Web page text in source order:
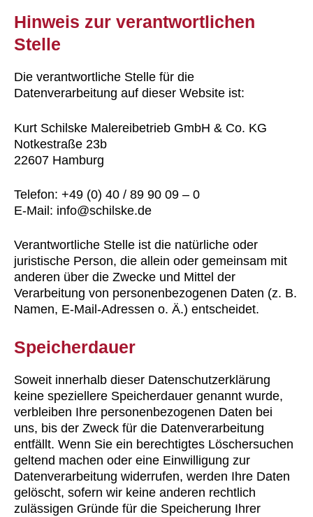
Hinweis zur verantwortlichen
Stelle
Die verantwortliche Stelle für die
Datenverarbeitung auf dieser Website ist:
Kurt Schilske Malereibetrieb GmbH & Co. KG
Notkestraße 23b
22607 Hamburg
Telefon: +49 (0) 40 / 89 90 09 – 0
E-Mail: info@schilske.de
Verantwortliche Stelle ist die natürliche oder
juristische Person, die allein oder gemeinsam mit
anderen über die Zwecke und Mittel der
Verarbeitung von personenbezogenen Daten (z. B.
Namen, E-Mail-Adressen o. Ä.) entscheidet.
Speicherdauer
Soweit innerhalb dieser Datenschutzerklärung
keine speziellere Speicherdauer genannt wurde,
verbleiben Ihre personenbezogenen Daten bei
uns, bis der Zweck für die Datenverarbeitung
entfällt. Wenn Sie ein berechtigtes Löschersuchen
geltend machen oder eine Einwilligung zur
Datenverarbeitung widerrufen, werden Ihre Daten
gelöscht, sofern wir keine anderen rechtlich
zulässigen Gründe für die Speicherung Ihrer